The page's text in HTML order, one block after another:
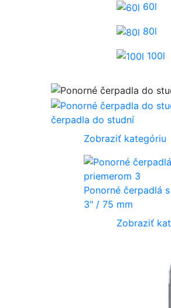
60l
80l
100l
čerpadla do studní
Zobraziť kategóriu
Ponorné čerpadlá
3" / 75 mm
Zobraziť